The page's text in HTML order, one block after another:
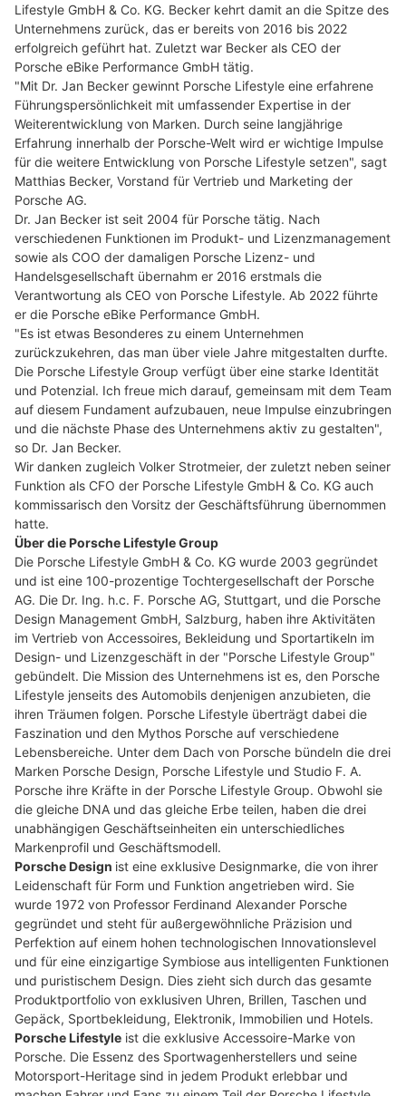
Lifestyle GmbH & Co. KG. Becker kehrt damit an die Spitze des
Unternehmens zurück, das er bereits von 2016 bis 2022
erfolgreich geführt hat. Zuletzt war Becker als CEO der
Porsche eBike Performance GmbH tätig.
"Mit Dr. Jan Becker gewinnt Porsche Lifestyle eine erfahrene
Führungspersönlichkeit mit umfassender Expertise in der
Weiterentwicklung von Marken. Durch seine langjährige
Erfahrung innerhalb der Porsche-Welt wird er wichtige Impulse
für die weitere Entwicklung von Porsche Lifestyle setzen", sagt
Matthias Becker, Vorstand für Vertrieb und Marketing der
Porsche AG.
Dr. Jan Becker ist seit 2004 für Porsche tätig. Nach
verschiedenen Funktionen im Produkt- und Lizenzmanagement
sowie als COO der damaligen Porsche Lizenz- und
Handelsgesellschaft übernahm er 2016 erstmals die
Verantwortung als CEO von Porsche Lifestyle. Ab 2022 führte
er die Porsche eBike Performance GmbH.
"Es ist etwas Besonderes zu einem Unternehmen
zurückzukehren, das man über viele Jahre mitgestalten durfte.
Die Porsche Lifestyle Group verfügt über eine starke Identität
und Potenzial. Ich freue mich darauf, gemeinsam mit dem Team
auf diesem Fundament aufzubauen, neue Impulse einzubringen
und die nächste Phase des Unternehmens aktiv zu gestalten",
so Dr. Jan Becker.
Wir danken zugleich Volker Strotmeier, der zuletzt neben seiner
Funktion als CFO der Porsche Lifestyle GmbH & Co. KG auch
kommissarisch den Vorsitz der Geschäftsführung übernommen
hatte.
Über die Porsche Lifestyle Group
Die Porsche Lifestyle GmbH & Co. KG wurde 2003 gegründet
und ist eine 100-prozentige Tochtergesellschaft der Porsche
AG. Die Dr. Ing. h.c. F. Porsche AG, Stuttgart, und die Porsche
Design Management GmbH, Salzburg, haben ihre Aktivitäten
im Vertrieb von Accessoires, Bekleidung und Sportartikeln im
Design- und Lizenzgeschäft in der "Porsche Lifestyle Group"
gebündelt. Die Mission des Unternehmens ist es, den Porsche
Lifestyle jenseits des Automobils denjenigen anzubieten, die
ihren Träumen folgen. Porsche Lifestyle überträgt dabei die
Faszination und den Mythos Porsche auf verschiedene
Lebensbereiche. Unter dem Dach von Porsche bündeln die drei
Marken Porsche Design, Porsche Lifestyle und Studio F. A.
Porsche ihre Kräfte in der Porsche Lifestyle Group. Obwohl sie
die gleiche DNA und das gleiche Erbe teilen, haben die drei
unabhängigen Geschäftseinheiten ein unterschiedliches
Markenprofil und Geschäftsmodell.
Porsche Design ist eine exklusive Designmarke, die von ihrer
Leidenschaft für Form und Funktion angetrieben wird. Sie
wurde 1972 von Professor Ferdinand Alexander Porsche
gegründet und steht für außergewöhnliche Präzision und
Perfektion auf einem hohen technologischen Innovationslevel
und für eine einzigartige Symbiose aus intelligenten Funktionen
und puristischem Design. Dies zieht sich durch das gesamte
Produktportfolio von exklusiven Uhren, Brillen, Taschen und
Gepäck, Sportbekleidung, Elektronik, Immobilien und Hotels.
Porsche Lifestyle ist die exklusive Accessoire-Marke von
Porsche. Die Essenz des Sportwagenherstellers und seine
Motorsport-Heritage sind in jedem Produkt erlebbar und